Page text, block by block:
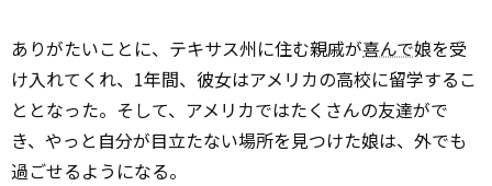
ありがたいことに、テキサス州に住む親戚が喜んで娘を受
け入れてくれ、1年間、彼女はアメリカの高校に留学するこ
ととなった。そして、アメリカではたくさんの友達がで
き、やっと自分が目立たない場所を見つけた娘は、外でも
過ごせるようになる。